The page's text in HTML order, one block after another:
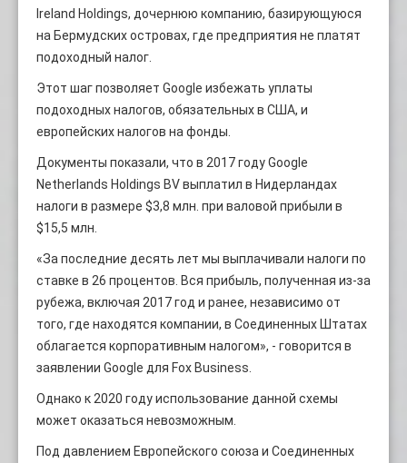
Ireland Holdings, дочернюю компанию, базирующуюся
на Бермудских островах, где предприятия не платят
подоходный налог.
Этот шаг позволяет Google избежать уплаты
подоходных налогов, обязательных в США, и
европейских налогов на фонды.
Документы показали, что в 2017 году Google
Netherlands Holdings BV выплатил в Нидерландах
налоги в размере $3,8 млн. при валовой прибыли в
$15,5 млн.
«За последние десять лет мы выплачивали налоги по
ставке в 26 процентов. Вся прибыль, полученная из-за
рубежа, включая 2017 год и ранее, независимо от
того, где находятся компании, в Соединенных Штатах
облагается корпоративным налогом», - говорится в
заявлении Google для Fox Business.
Однако к 2020 году использование данной схемы
может оказаться невозможным.
Под давлением Европейского союза и Соединенных